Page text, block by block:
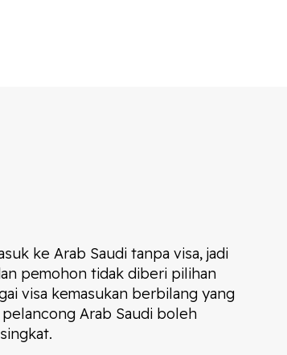
ke Arab Saudi tanpa visa, jadi
pemohon tidak diberi pilihan
visa kemasukan berbilang yang
Arab Saudi boleh